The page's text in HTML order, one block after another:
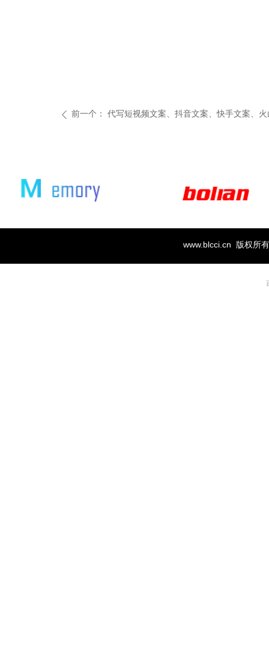
ꄴ 前一个： 代写短视频文案、抖音文案、快手文案、
www.blcci.cn 版权所